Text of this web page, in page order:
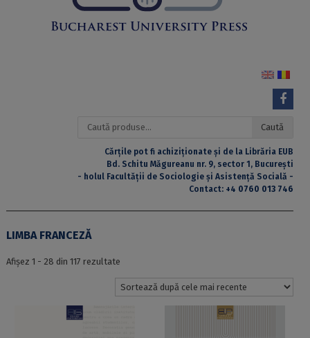
Caută
Caută
Cărțile pot fi achiziționate și de la Librăria EUB
Bd. Schitu Măgureanu nr. 9, sector 1, București
- holul Facultății de Sociologie și Asistență Socială -
Contact: +4 0760 013 746
LIMBA FRANCEZĂ
Afișez 1 - 28 din 117 rezultateSortat
cele